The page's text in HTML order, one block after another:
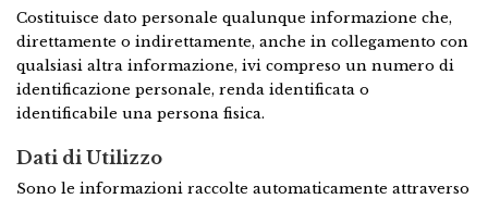
Costituisce dato personale qualunque informazione che,
direttamente o indirettamente, anche in collegamento con
qualsiasi altra informazione, ivi compreso un numero di
identificazione personale, renda identificata o
identificabile una persona fisica.
Dati di Utilizzo
Sono le informazioni raccolte automaticamente attraverso